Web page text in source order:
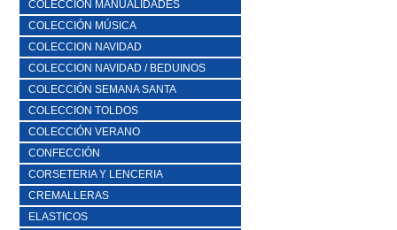
COLECCION MANUALIDADES
COLECCIÓN MÚSICA
COLECCION NAVIDAD
COLECCION NAVIDAD / BEDUINOS
COLECCIÓN SEMANA SANTA
COLECCION TOLDOS
COLECCIÓN VERANO
CONFECCIÓN
CORSETERIA Y LENCERIA
CREMALLERAS
ELASTICOS